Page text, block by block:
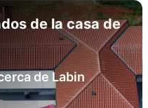
de la casa de
de Labin